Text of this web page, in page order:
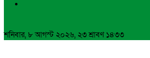
শনিবার, ৮ আগস্ট ২০২৬, ২৩ শ্রাবণ ১৪৩৩